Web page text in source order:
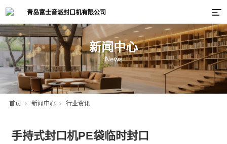
新闻中心
News
首页 新闻中心 行业资讯
手持式封口机PE袋临时封口